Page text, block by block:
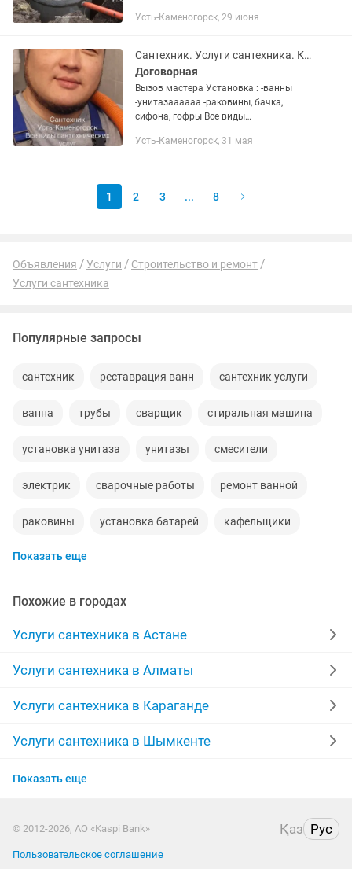
нормы и правила монтажа, что
Усть-Каменогорск, 29 июня
Сантехник. Услуги сантехника. Качество, Гарантия. Быстрый выезд.
Договорная
Вызов мастера Установка : -ванны
-унитазаааааа -раковины, бачка,
сифона, гофры Все виды
качественно: замена труб, установка
Усть-Каменогорск, 31 мая
1 2 3 ... 8
Объявления Услуги
Строительство и ремонт
Услуги сантехника
Популярные запросы
сантехник реставрация ванн сантехник услуги
ванна трубы сварщик стиральная машина
установка унитаза унитазы смесители
электрик сварочные работы ремонт ванной
раковины установка батарей кафельщики
полы радиаторы отопления
бойлеры реставрация электрик на дом
батарея услуга сварщика
алмазное сверление выходные
установка ванны душевые кабинки
установка бойлера
Показать еще
Похожие в городах
Услуги сантехника в Астане
Услуги сантехника в Алматы
Услуги сантехника в Караганде
Услуги сантехника в Шымкенте
Услуги сантехника в Актобе
Услуги сантехника в Таразе
Показать еще
© 2012-2026, АО «Kaspi Bank» Қаз Рус
Пользовательское соглашение